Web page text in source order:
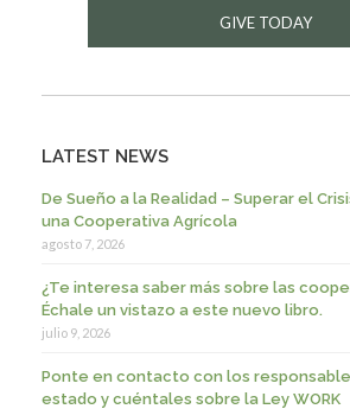
GIVE TODAY
LATEST NEWS
De Sueño a la Realidad – Superar el
una Cooperativa Agrícola
agosto 7, 2026
¿Te interesa saber más sobre las
Échale un vistazo a este nuevo libro.
julio 9, 2026
Ponte en contacto con los
estado y cuéntales sobre la Ley WORK